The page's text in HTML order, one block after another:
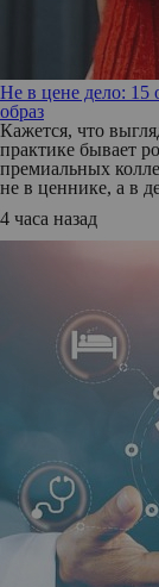
Не в цене дело: 15
образ
Кажется, что
практике бывает
премиальных
не в ценнике, а в
4 часа назад